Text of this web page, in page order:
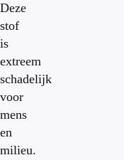
Deze
stof
is
extreem
schadelijk
voor
mens
en
milieu.